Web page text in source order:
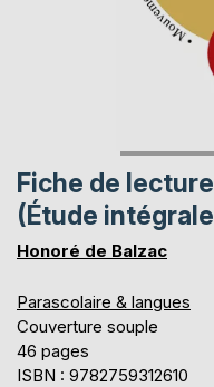
Fiche de
(Étude
Honoré de Balzac
Parascolaire & langues
Couverture souple
46 pages
ISBN : 9782759312610